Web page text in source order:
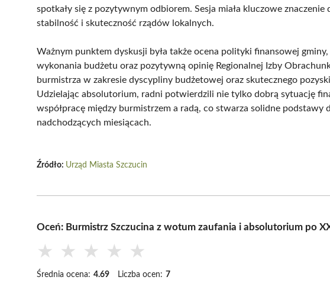
spotkały się z pozytywnym odbiorem. Sesja miała kluczowe
stabilność i skuteczność rządów lokalnych.
Ważnym punktem dyskusji była także ocena polityki finansowej
wykonania budżetu oraz pozytywną opinię Regionalnej Izby
burmistrza w zakresie dyscypliny budżetowej oraz skutecznego
Udzielając absolutorium, radni potwierdzili nie tylko dobrą sytuację
współpracę między burmistrzem a radą, co stwarza solidne
nadchodzących miesiącach.
Źródło: Urząd Miasta Szczucin
Oceń: Burmistrz Szczucina z wotum zaufania i absolutorium po
★ ★ ★ ★ ★
Średnia ocena: 4.69 Liczba ocen: 7